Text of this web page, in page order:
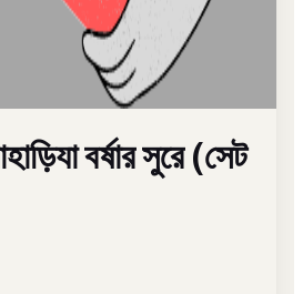
বর্ষার সুরে (সেট